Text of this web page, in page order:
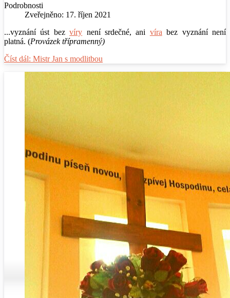
Podrobnosti
Zveřejněno: 17. říjen 2021
...vyznání úst bezvíry není srdečné, ani víra bez vyznání není
platná. (Provázek třípramenný)
Číst dál: Mistr Jan s modlitbou